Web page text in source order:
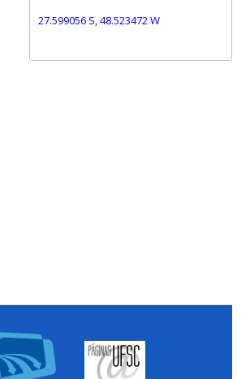
27.599056 S, 48.523472 W